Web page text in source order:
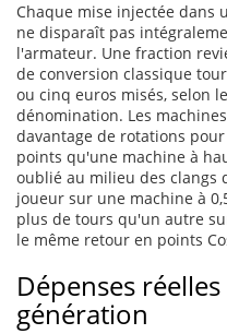
Chaque mise injectée dans
ne disparaît pas
l'armateur. Une fraction
de conversion classique
ou cinq euros misés, selon
dénomination. Les
davantage de rotations
points qu'une machine à
oublié au milieu des clangs
joueur sur une machine à
plus de tours qu'un autre
le même retour en points
Dépenses
génération